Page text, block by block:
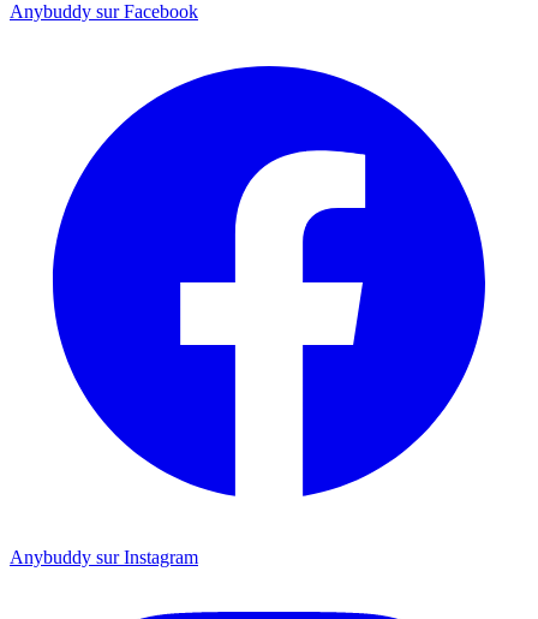
Anybuddy sur Facebook
Anybuddy sur Instagram